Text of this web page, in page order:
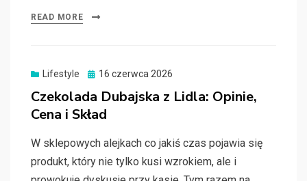
READ MORE
Lifestyle
Posted
16 czerwca 2026
Czekolada Dubajska z Lidla: Opinie,
Cena i Skład
W sklepowych alejkach co jakiś czas pojawia się
produkt, który nie tylko kusi wzrokiem, ale i